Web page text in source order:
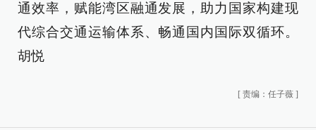
通效率，赋能湾区融通发展，助力国家构建现
代综合交通运输体系、畅通国内国际双循环。
胡悦
[ 责编：任子薇 ]